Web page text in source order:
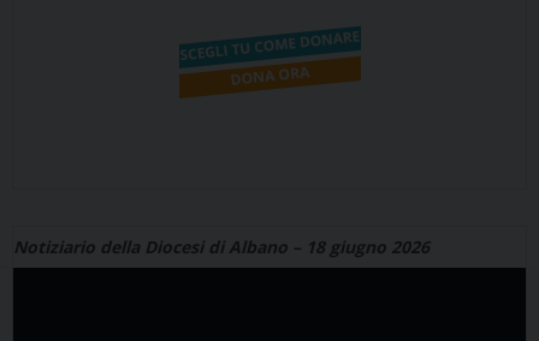
Notiziario della Diocesi di Albano – 18 giugno 2026